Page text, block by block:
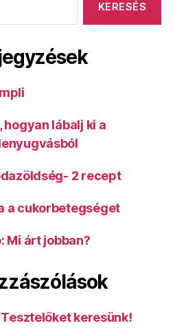
lábalj ki a
2 recept
a cukorbetegséget
Mi árt jobban?
Tesztelőket keresünk!